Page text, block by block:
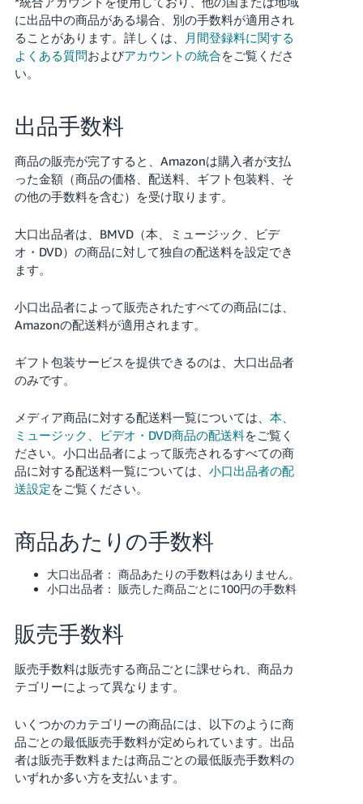
に出品中の商品がある場合、別の手数料が適用され
ることがあります。 詳しくは、
月間登録料に関する
よくある質問およびアカウントの統合をご覧くださ
い。
出品手数料
商品の販売が完了すると、Amazonは購入者が支払
った金額（商品の価格、配送料、ギフト包装料、そ
の他の手数料を含む）を受け取ります。
大口出品者は、BMVD（本、ミュージック、ビデ
オ・DVD）の商品に対して独自の配送料を設定でき
ます。
小口出品者によって販売されたすべての商品には、
Amazonの配送料が適用されます。
ギフト包装サービスを提供できるのは、大口出品者
のみです。
メディア商品に対する配送料一覧については、 本、
ミュージック、ビデオ・DVD商品の配送料をご覧く
ださい。小口出品者によって販売されるすべての商
品に対する配送料一覧については、 小口出品者の配
送設定をご覧ください。
商品あたりの手数料
大口出品者： 商品あたりの手数料はありません。
小口出品者： 販売した商品ごとに100円の手数料
販売手数料
販売手数料は販売する商品ごとに課せられ、商品カ
テゴリーによって異なります。
いくつかのカテゴリーの商品には、以下のように商
品ごとの最低販売手数料が定められています。出品
者は販売手数料または商品ごとの最低販売手数料の
いずれか多い方を支払います。